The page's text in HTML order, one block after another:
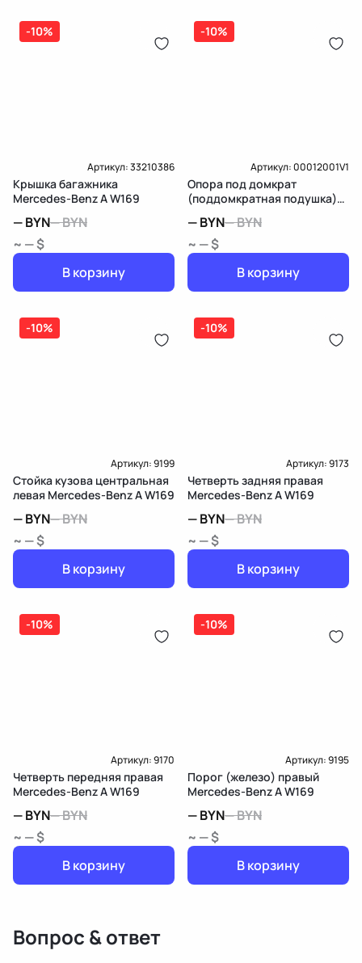
-10%
Артикул:33210386
Крышка багажника
Mercedes-Benz A W169
—BYN—BYN
~ — $
В корзину
-10%
Артикул:00012001V1
Опора под домкрат
(поддомкратная подушка)
—BYN—BYN
~ — $
В корзину
-10%
Артикул:9199
Стойка кузова центральная
левая Mercedes-Benz A W169
—BYN—BYN
~ — $
В корзину
-10%
Артикул:9173
Четверть задняя правая
Mercedes-Benz A W169
—BYN—BYN
~ — $
В корзину
-10%
Артикул:9170
Четверть передняя правая
Mercedes-Benz A W169
—BYN—BYN
~ — $
В корзину
-10%
Артикул:9195
Порог (железо) правый
Mercedes-Benz A W169
—BYN—BYN
~ — $
В корзину
Вопрос & ответ